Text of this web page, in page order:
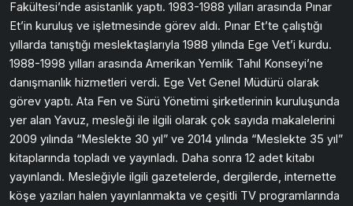
Fakültesi’nde asistanlık yaptı. 1983-1988 yılları arasında Pınar
Et’in kuruluş ve işletmesinde görev aldı. Pınar Et’te çalıştığı
yıllarda tanıştığı meslektaşlarıyla 1988 yılında Ege Vet’i kurdu.
1988-1998 yılları arasında Amerikan Yemlik Tahıl Konseyi’ne
danışmanlık hizmetleri verdi. Ege Vet Genel Müdürü olarak
görev yaptı. Ata Fen ve Sürü Yönetimi şirketlerinin kuruluşunda
yer alan Yavuz, mesleği ile ilgili olarak çok sayıda makalelerini
2009 yılında “Meslekte 30 yıl” ve 2014 yılında “Meslekte 35 yıl”
kitaplarında topladı ve yayınladı. Daha sonra 12 adet kitabı
yayınlandı. Mesleğiyle ilgili gazetelerde, dergilerde, internette
köşe yazıları halen yayınlanmakta ve çeşitli TV programlarında